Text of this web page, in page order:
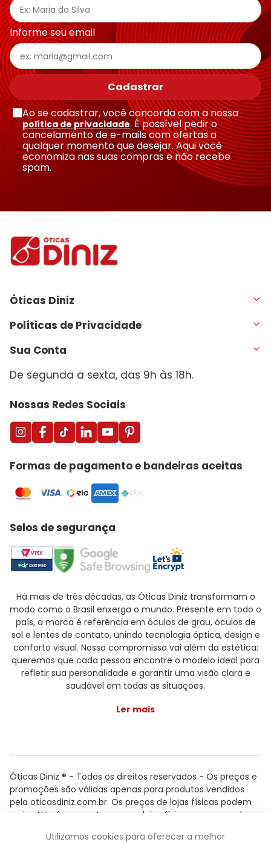
Informe seu email
Cadastrar
Ao se cadastrar, você concorda com a nossa
política de privacidade. É possível pedir o
cancelamento de e-mails com ofertas a
qualquer momento que desejar. Aqui você
economiza nas suas compras e não recebe
spam.
Óticas Diniz
Políticas de Privacidade
Sua Conta
De segunda a sexta, das 9h às 18h.
Nossas Redes Sociais
Formas de pagamento e bandeiras aceitas
Selos de segurança
Há mais de três décadas, as Óticas Diniz transformam o
modo como o Brasil enxerga o mundo. Presente em todo o
país, a marca é referência em óculos de grau, óculos de
sol e lentes de contato, unindo tecnologia óptica, design e
conforto visual. Nosso compromisso vai além da estética:
queremos que cada pessoa encontre o modelo ideal para
refletir sua personalidade e garantir uma visão clara e
saudável em todas as situações.
Ler mais
Óticas Diniz ® - Todos os direitos reservados - Os preços e
promoções são válidas apenas para produtos vendidos
pela oticasdiniz.com.br. Os preços de lojas físicas podem
variar. Não fazemos trocas em lojas físicas, apenas pelo
Utilizamos cookies para oferecer a melhor